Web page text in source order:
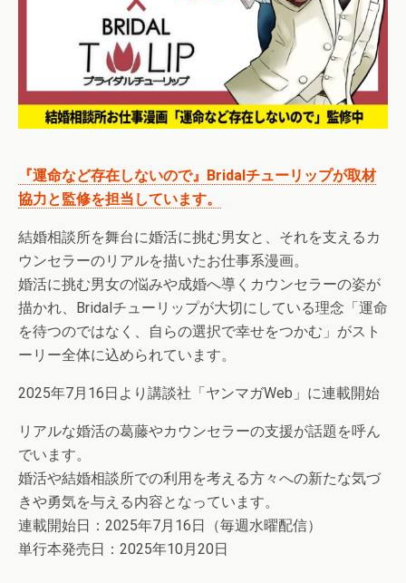
『運命など存在しないので』Bridalチューリップが取材
協力と監修を担当しています。
結婚相談所を舞台に婚活に挑む男女と、それを支えるカ
ウンセラーのリアルを描いたお仕事系漫画。
婚活に挑む男女の悩みや成婚へ導くカウンセラーの姿が
描かれ、Bridalチューリップが大切にしている理念「運命
を待つのではなく、自らの選択で幸せをつかむ」がスト
ーリー全体に込められています。
2025年7月16日より講談社「ヤンマガWeb」に連載開始
リアルな婚活の葛藤やカウンセラーの支援が話題を呼ん
でいます。
婚活や結婚相談所での利用を考える方々への新たな気づ
きや勇気を与える内容となっています。
連載開始日：2025年7月16日（毎週水曜配信）
単行本発売日：2025年10月20日